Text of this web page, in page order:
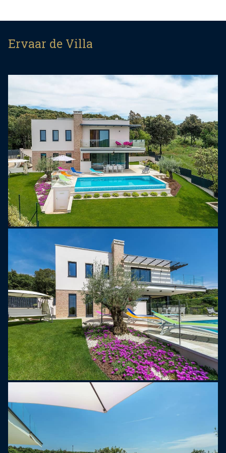
woonkamer met een eethoek en een volledig
toegang tot een overdekt terras met barbecue,
ideaal om 's ochtends een kopje koffie te drinken
of 's avonds van een glas wijn te genieten.
Op de eerste verdieping bevinden zich drie
slaapkamers, elk met een eigen badkamer en
televisie, waardoor comfort en privacy voor alle
gasten gewaarborgd zijn.
Voor extra luxe is er op de begane grond een
sauna, waar u heerlijk kunt ontspannen na een
dagje strand. Er is ook een aparte badkamer met
douche.
Villa Maja is niet zomaar een verblijf, maar een
complete ervaring. Het is een uitstekende
uitvalsbasis voor vrienden of families die blijvende
herinneringen willen creëren aan een
zonovergoten vakantie. Op slechts 10 minuten
lopen van het dichtstbijzijnde strand en dicht bij de
jachthaven met zijn eersteklas restaurant en
schilderachtige uitzichten op de zee en jachten,
biedt Villa Maja zowel het gemak van de locatie
als de luxe van privacy en comfort op een van de
meest gewilde plekken aan de kust.
Ervaar de Villa